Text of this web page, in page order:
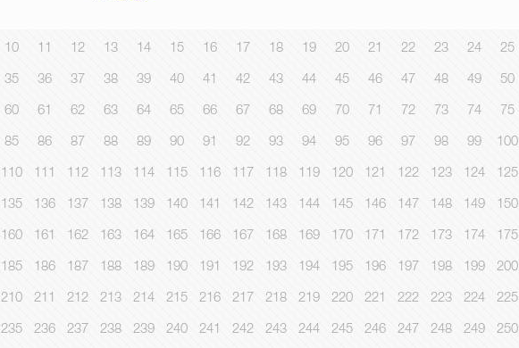
10 11 12 13 14 15 16 17 18 19 20 21 22 23 24 25
35 36 37 38 39 40 41 42 43 44 45 46 47 48 49 50
60 61 62 63 64 65 66 67 68 69 70 71 72 73 74 75
85 86 87 88 89 90 91 92 93 94 95 96 97 98 99 100
110 111 112 113 114 115 116 117 118 119 120 121 122 123 124 125
135 136 137 138 139 140 141 142 143 144 145 146 147 148 149 150
160 161 162 163 164 165 166 167 168 169 170 171 172 173 174 175
185 186 187 188 189 190 191 192 193 194 195 196 197 198 199 200
210 211 212 213 214 215 216 217 218 219 220 221 222 223 224 225
235 236 237 238 239 240 241 242 243 244 245 246 247 248 249 250